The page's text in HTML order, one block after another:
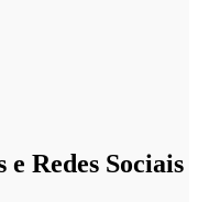
e Redes Sociais